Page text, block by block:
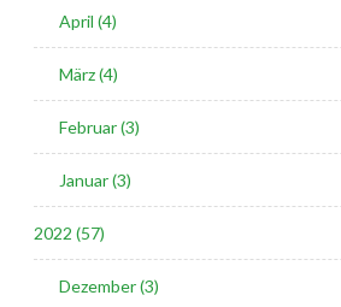
April (4)
März (4)
Februar (3)
Januar (3)
2022 (57)
Dezember (3)